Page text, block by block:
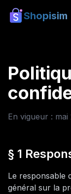
Shopisim
En vigueur : mai
§ 1
Le responsable
général sur la